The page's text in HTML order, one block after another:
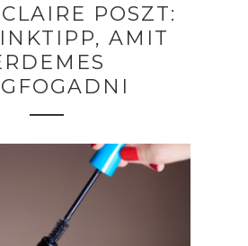
POSZT:
AMIT